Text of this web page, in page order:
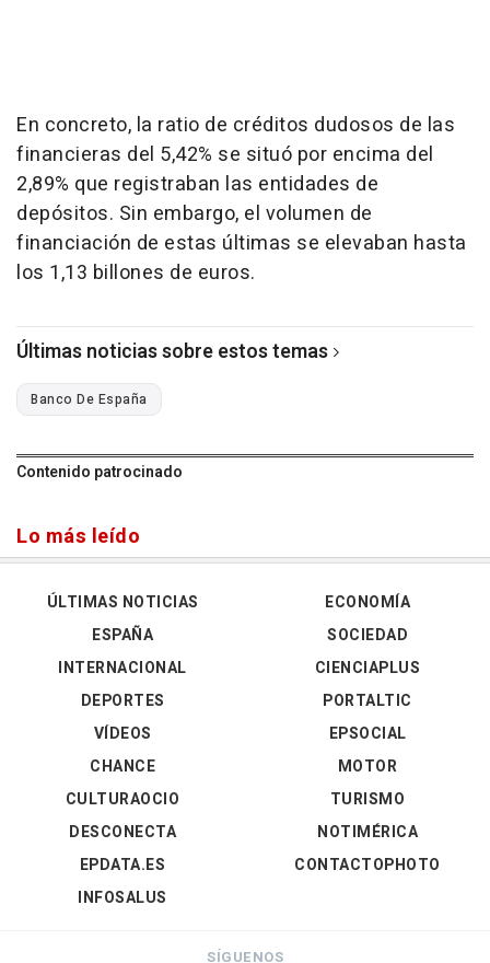
En concreto, la ratio de créditos dudosos de las
financieras del 5,42% se situó por encima del
2,89% que registraban las entidades de
depósitos. Sin embargo, el volumen de
financiación de estas últimas se elevaban hasta
los 1,13 billones de euros.
Últimas noticias sobre estos temas
Banco De España
Contenido patrocinado
Lo más leído
ÚLTIMAS NOTICIAS
ESPAÑA
INTERNACIONAL
DEPORTES
VÍDEOS
ECONOMÍA
SOCIEDAD
CIENCIAPLUS
PORTALTIC
EPSOCIAL
CHANCE
CULTURAOCIO
DESCONECTA
EPDATA.ES
INFOSALUS
MOTOR
TURISMO
NOTIMÉRICA
CONTACTOPHOTO
SÍGUENOS